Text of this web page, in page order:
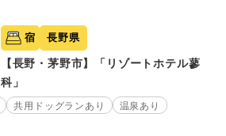
宿 長野県
【長野・茅野市】「リゾートホテル蓼
科」
共用ドッグランあり
温泉あり